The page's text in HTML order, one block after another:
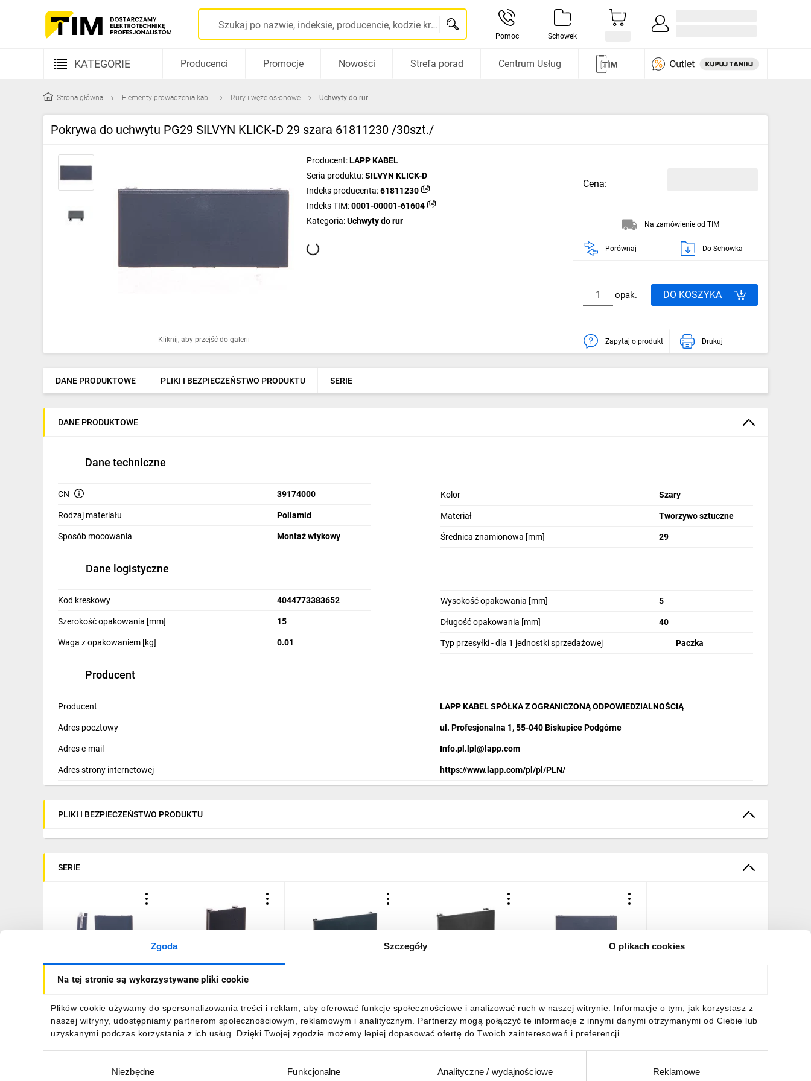
Zgoda Szczegóły O plikach cookies
Na tej stronie są wykorzystywane pliki cookie
Plików cookie używamy do spersonalizowania treści i reklam, aby oferować funkcje społecznościowe i analizować ruch w naszej witrynie. Informacje o tym, jak korzystasz z
naszej witryny, udostępniamy partnerom społecznościowym, reklamowym i analitycznym. Partnerzy mogą połączyć te informacje z innymi danymi otrzymanymi od Ciebie lub
uzyskanymi podczas korzystania z ich usług. Dzięki Twojej zgodzie możemy lepiej dopasować ofertę do Twoich zainteresowań i preferencji.
Niezbędne Funkcjonalne Analityczne / wydajnościowe Reklamowe
Szukaj po nazwie, indeksie, producencie, kodzie kreskowym...
Pomoc Schowek
KATEGORIE
Kable i przewody
Rozdzielnice i obudowy
Gniazda i łączniki
Ogrzewanie
Elektronarzędzia i mierniki
Dom i ogród
Odzież ochronna i BHP
Inne
Budowa i Remont
Elektronika
Smart home
Wentylacja i rekuperacja
Producenci Promocje Nowości Strefa porad Centrum Usług
Strona główna Elementy prowadzenia kabli Rury i węże osłonowe Uchwyty do rur
Pokrywa do uchwytu PG29 SILVYN KLICK‑D 29 szara 61811230 /30szt./
Kliknij, aby przejść do galerii
Producent:LAPP KABEL
Seria produktu:SILVYN KLICK-D
Indeks producenta:61811230
Indeks TIM:0001-00001-61604
Kategoria:Uchwyty do rur
Cena:
Na zamówienie od TIM
Porównaj Do Schowka
opak. DO KOSZYKA
Zapytaj o produkt Drukuj
DANE PRODUKTOWE PLIKI I BEZPIECZEŃSTWO PRODUKTU SERIE
DANE PRODUKTOWE
Dane techniczne
CN 39174000
Rodzaj materiału Poliamid
Sposób mocowania Montaż wtykowy
Kolor Szary
Materiał Tworzywo sztuczne
Średnica znamionowa [mm] 29
Dane logistyczne
Kod kreskowy 4044773383652
Szerokość opakowania [mm] 15
Waga z opakowaniem [kg] 0.01
Wysokość opakowania [mm] 5
Długość opakowania [mm] 40
Typ przesyłki - dla 1 jednostki sprzedażowej Paczka
Producent
Producent LAPP KABEL SPÓŁKA Z OGRANICZONĄ ODPOWIEDZIALNOŚCIĄ
Adres pocztowy ul. Profesjonalna 1, 55-040 Biskupice Podgórne
Adres e-mail Info.pl.lpl@lapp.com
Adres strony internetowej https://www.lapp.com/pl/pl/PLN/
PLIKI I BEZPIECZEŃSTWO PRODUKTU
SERIE
Pokrywa do uchwytu
PG16 SILVYN KLICK-D 16
2,53 złbrutto
Pokrywa do uchwytu PG7
SILVYN KLICK-D 7/9 szara
246,00 złbrutto 122,02 złbrutto 3,08 złbrutto 148,71 złbrutto